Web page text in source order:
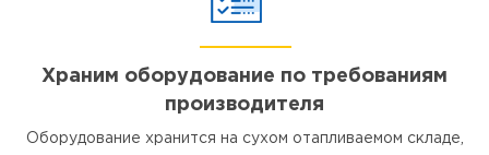
Храним оборудование по требованиям
производителя
Оборудование хранится на сухом отапливаемом складе,